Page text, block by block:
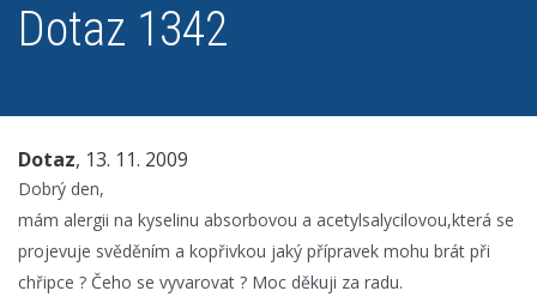
Dotaz 1342
Dotaz, 13. 11. 2009
Dobrý den,
mám alergii na kyselinu absorbovou a acetylsalycilovou,která se
projevuje svěděním a kopřivkou jaký přípravek mohu brát při
chřipce ? Čeho se vyvarovat ? Moc děkuji za radu.